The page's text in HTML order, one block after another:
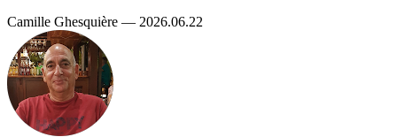
Camille Ghesquière — 2026.06.22